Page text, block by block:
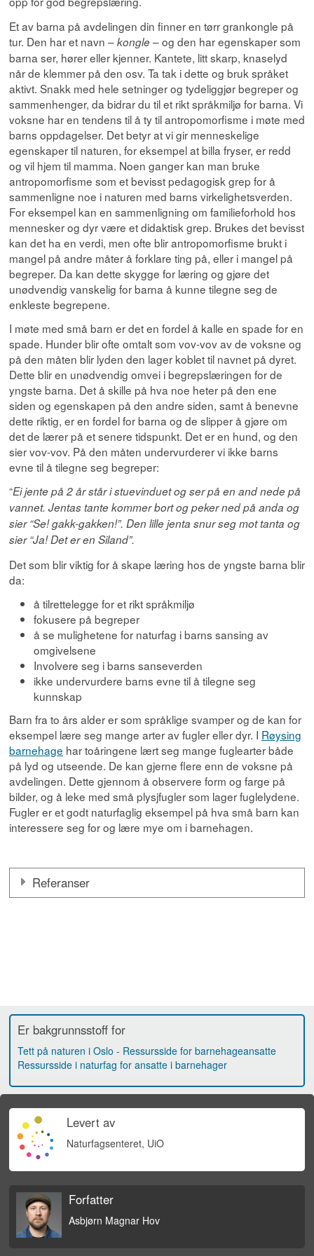
Et av barna på avdelingen din finner en tørr grankongle på
tur. Den har et navn –kongle – og den har egenskaper som
barna ser, hører eller kjenner. Kantete, litt skarp, knaselyd
når de klemmer på den osv. Ta tak i dette og bruk språket
aktivt. Snakk med hele setninger og tydeliggjør begreper og
sammenhenger, da bidrar du til et rikt språkmiljø for barna. Vi
voksne har en tendens til å ty til antropomorfisme i møte med
barns oppdagelser. Det betyr at vi gir menneskelige
egenskaper til naturen, for eksempel at billa fryser, er redd
og vil hjem til mamma. Noen ganger kan man bruke
antropomorfisme som et bevisst pedagogisk grep for å
sammenligne noe i naturen med barns virkelighetsverden.
For eksempel kan en sammenligning om familieforhold hos
mennesker og dyr være et didaktisk grep. Brukes det bevisst
kan det ha en verdi, men ofte blir antropomorfisme brukt i
mangel på andre måter å forklare ting på, eller i mangel på
begreper. Da kan dette skygge for læring og gjøre det
unødvendig vanskelig for barna å kunne tilegne seg de
enkleste begrepene.
I møte med små barn er det en fordel å kalle en spade for en
spade. Hunder blir ofte omtalt som vov-vov av de voksne og
på den måten blir lyden den lager koblet til navnet på dyret.
Dette blir en unødvendig omvei i begrepslæringen for de
yngste barna. Det å skille på hva noe heter på den ene
siden og egenskapen på den andre siden, samt å benevne
dette riktig, er en fordel for barna og de slipper å gjøre om
det de lærer på et senere tidspunkt. Det er en hund, og den
sier vov-vov. På den måten undervurderer vi ikke barns
evne til å tilegne seg begreper:
“Ei jente på 2 år står i stuevinduet og ser på en and nede på
vannet. Jentas tante kommer bort og peker ned på anda og
sier “Se! gakk-gakken!”. Den lille jenta snur seg mot tanta og
sier “Ja! Det er en Siland”.
Det som blir viktig for å skape læring hos de yngste barna blir
da:
å tilrettelegge for et rikt språkmiljø
fokusere på begreper
å se mulighetene for naturfag i barns sansing av
omgivelsene
Involvere seg i barns sanseverden
ikke undervurdere barns evne til å tilegne seg
kunnskap
Barn fra to års alder er som språklige svamper og de kan for
eksempel lære seg mange arter av fugler eller dyr. I Røysing
barnehage har toåringene lært seg mange fuglearter både
på lyd og utseende. De kan gjerne flere enn de voksne på
avdelingen. Dette gjennom å observere form og farge på
bilder, og å leke med små plysjfugler som lager fuglelydene.
Fugler er et godt naturfaglig eksempel på hva små barn kan
interessere seg for og lære mye om i barnehagen.
Referanser
Er bakgrunnsstoff for
Tett på naturen i Oslo - Ressursside for barnehageansatte
Ressursside i naturfag for ansatte i barnehager
Levert av
Naturfagsenteret, UiO
Forfatter
Asbjørn Magnar Hov